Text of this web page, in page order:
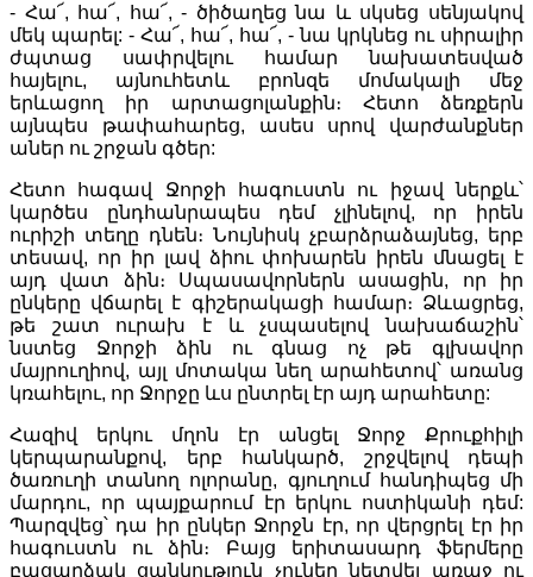
- Հա՜, հա՜, հա՜, - ծիծաղեց նա և սկսեց սենյակով
մեկ պարել: - Հա՜, հա՜, հա՜, - նա կրկնեց ու սիրալիր
ժպտաց սափրվելու համար նախատեսված
հայելու, այնուհետև բրոնզե մոմակալի մեջ
երևացող իր արտացոլանքին։ Հետո ձեռքերն
այնպես թափահարեց, ասես սրով վարժանքներ
աներ ու շրջան գծեր:
Հետո հագավ Ջորջի հագուստն ու իջավ ներքև՝
կարծես ընդհանրապես դեմ չլինելով, որ իրեն
ուրիշի տեղը դնեն։ Նույնիսկ չբարձրաձայնեց, երբ
տեսավ, որ իր լավ ձիու փոխարեն իրեն մնացել է
այդ վատ ձին։ Սպասավորներն ասացին, որ իր
ընկերը վճարել է գիշերակացի համար։ Ձևացրեց,
թե շատ ուրախ է և չսպասելով նախաճաշին՝
նստեց Ջորջի ձին ու գնաց ոչ թե գլխավոր
մայրուղիով, այլ մոտակա նեղ արահետով՝ առանց
կռահելու, որ Ջորջը ևս ընտրել էր այդ արահետը:
Հազիվ երկու մղոն էր անցել Ջորջ Քրուքհիլի
կերպարանքով, երբ հանկարծ, շրջվելով դեպի
ծառուղի տանող ոլորանը, գյուղում հանդիպեց մի
մարդու, որ պայքարում էր երկու ոստիկանի դեմ:
Պարզվեց՝ դա իր ընկեր Ջորջն էր, որ վերցրել էր իր
հագուստն ու ձին։ Բայց երիտասարդ ֆերմերը
բացարձակ ցանկություն չուներ նետվել առաջ ու